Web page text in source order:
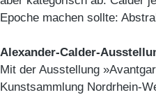
Epoche machen sollte:
Alexander-Calder-
Mit der Ausstellung
Kunstsammlung Nordrhein-